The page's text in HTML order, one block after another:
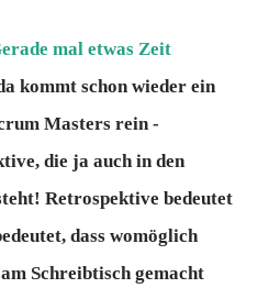
mal etwas Zeit
kommt schon wieder ein
Masters rein -
die ja auch in den
Retrospektive bedeutet
dass womöglich
Schreibtisch gemacht